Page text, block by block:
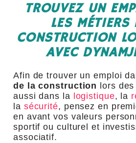
TROUVEZ UN
LES MÉTIERS
CONSTRUCTION
AVEC
Afin de trouver un emploi
de la construction
lors
aussi dans la logistique, la
la sécurité, pensez en
en avant vos valeurs
sportif ou culturel et
associatif.